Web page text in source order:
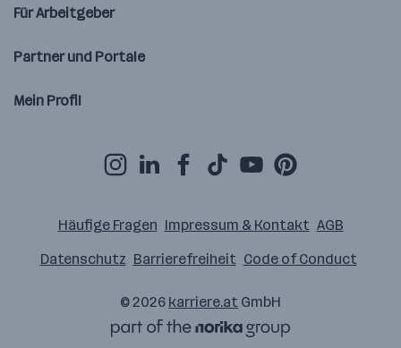
Für Arbeitgeber
Partner und Portale
Mein Profil
Häufige Fragen Impressum & Kontakt AGB
Datenschutz Barrierefreiheit Code of Conduct
© 2026 karriere.at GmbH